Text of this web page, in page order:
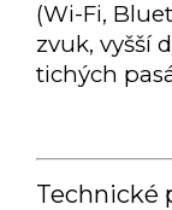
(Wi-Fi,
zvuk, vyšší
tichých
Technické